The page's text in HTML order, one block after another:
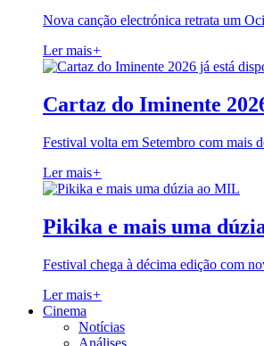
Nova canção electrónica retrata um
Ler mais+
Cartaz do Iminente
Festival volta em Setembro com mais
Ler mais+
Pikika e mais uma
Festival chega à décima edição com
Ler mais+
Cinema
Notícias
Análises